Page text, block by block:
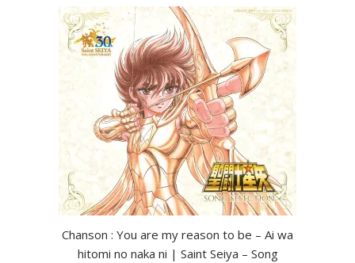
Chanson : You are my reason to be – Ai wa
hitomi no naka ni | Saint Seiya – Song